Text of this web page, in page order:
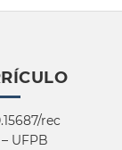
rec
UFPB